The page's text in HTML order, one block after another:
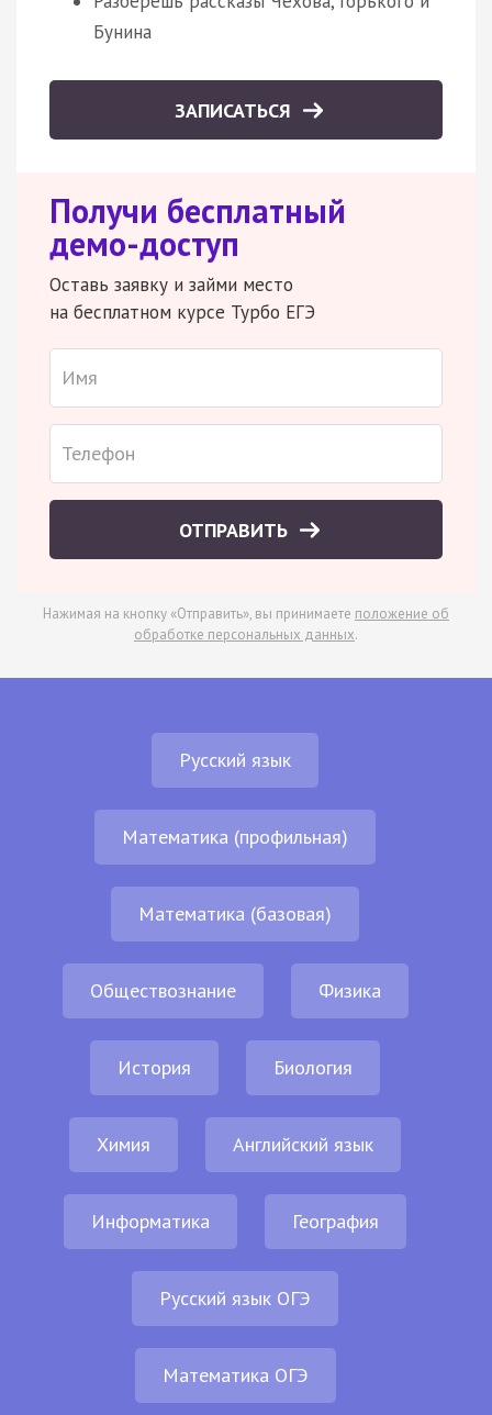
Бунина
ЗАПИСАТЬСЯ
Получи бесплатный
демо-доступ
Оставь заявку и займи место
на бесплатном курсе Турбо ЕГЭ
ОТПРАВИТЬ
Нажимая на кнопку «Отправить», вы принимаете положение об
обработке персональных данных.
Русский язык
Математика (профильная)
Математика (базовая)
Обществознание Физика
История Биология
Химия Английский язык
Информатика География
Русский язык ОГЭ
Математика ОГЭ